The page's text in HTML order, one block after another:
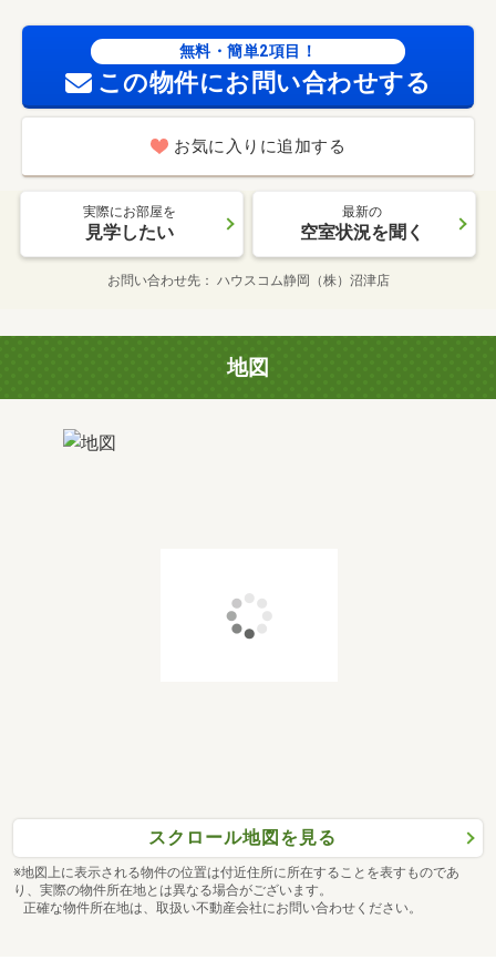
無料・簡単2項目！
この物件にお問い合わせする
お気に入りに追加する
実際にお部屋を
見学したい
最新の
空室状況を聞く
お問い合わせ先 ハウスコム静岡（株）沼津店
地図
スクロール地図を見る
※地図上に表示される物件の位置は付近住所に所在することを表すものであ
り、実際の物件所在地とは異なる場合がございます。
正確な物件所在地は、取扱い不動産会社にお問い合わせください。